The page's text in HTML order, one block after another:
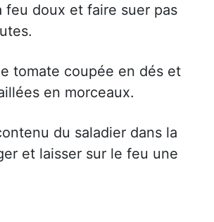
feu doux et faire suer pas
tomate coupée en dés et
en morceaux.
du saladier dans la
et laisser sur le feu une